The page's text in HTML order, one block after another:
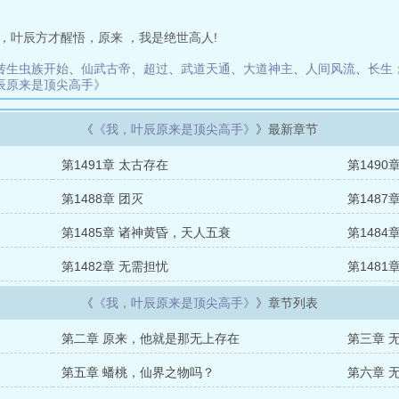
叶辰方才醒悟，原来 ，我是绝世高人!
生虫族开始 仙武古帝 超过 武道天通 大道神主 人间风流
长生
原来是顶尖高手》
《 《我，叶辰原来是顶尖高手》 》最新章节
第1491章 太古存在 第1490
第1488章 团灭 第1487
第1485章 诸神黄昏，天人五衰 第1484
第1482章 无需担忧 第1481
《 《我，叶辰原来是顶尖高手》 》章节列表
第二章 原来，他就是那无上存在 第三章
第五章 蟠桃，仙界之物吗？ 第六章